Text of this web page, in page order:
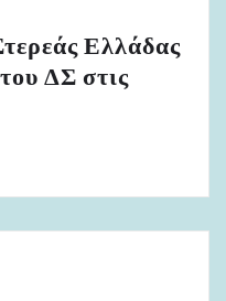
Ελλάδας
ΔΣ στις